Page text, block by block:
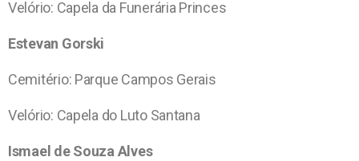
Velório: Capela da Funerária Princes
Estevan Gorski
Cemitério: Parque Campos Gerais
Velório: Capela do Luto Santana
Ismael de Souza Alves